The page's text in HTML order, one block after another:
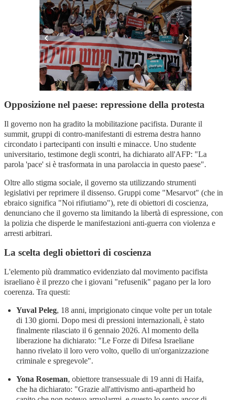
Opposizione nel paese: repressione della protesta
Il governo non ha gradito la mobilitazione pacifista. Durante il
summit, gruppi di contro-manifestanti di estrema destra hanno
circondato i partecipanti con insulti e minacce. Uno studente
universitario, testimone degli scontri, ha dichiarato all'AFP: "La
parola 'pace' si è trasformata in una parolaccia in questo paese".
Oltre allo stigma sociale, il governo sta utilizzando strumenti
legislativi per reprimere il dissenso. Gruppi come "Mesarvot" (che in
ebraico significa "Noi rifiutiamo"), rete di obiettori di coscienza,
denunciano che il governo sta limitando la libertà di espressione, con
la polizia che disperde le manifestazioni anti-guerra con violenza e
arresti arbitrari.
La scelta degli obiettori di coscienza
L'elemento più drammatico evidenziato dal movimento pacifista
israeliano è il prezzo che i giovani "refusenik" pagano per la loro
coerenza. Tra questi:
Yuval Peleg, 18 anni, imprigionato cinque volte per un totale
di 130 giorni. Dopo mesi di pressioni internazionali, è stato
finalmente rilasciato il 6 gennaio 2026. Al momento della
liberazione ha dichiarato: "Le Forze di Difesa Israeliane
hanno rivelato il loro vero volto, quello di un'organizzazione
criminale e spregevole".
Yona Roseman, obiettore transessuale di 19 anni di Haifa,
che ha dichiarato: "Grazie all'attivismo anti-apartheid ho